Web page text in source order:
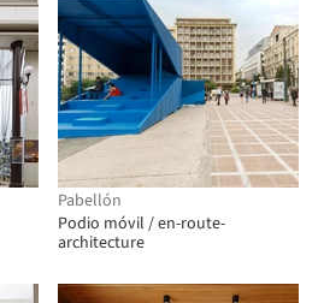
Pabellón
Podio móvil / en-route-
architecture